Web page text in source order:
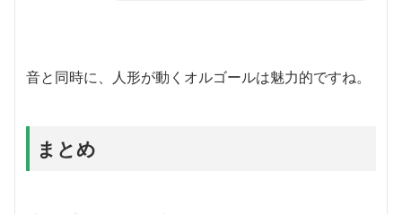
音と同時に、人形が動くオルゴールは魅力的ですね。
まとめ